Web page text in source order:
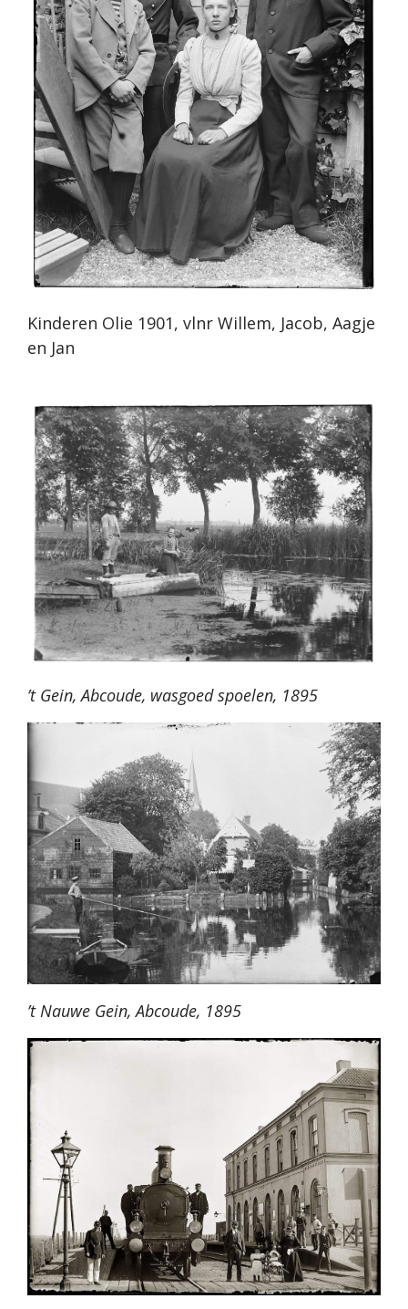
Kinderen Olie 1901, vlnr Willem, Jacob, Aagje
en Jan
’t Gein, Abcoude, wasgoed spoelen, 1895
’t Nauwe Gein, Abcoude, 1895